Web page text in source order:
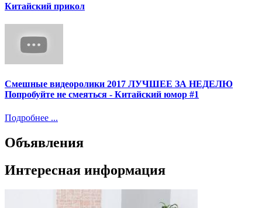
Китайский прикол
Смешные видеоролики 2017 ЛУЧШЕЕ ЗА НЕДЕЛЮ
Попробуйте не смеяться - Китайский юмор #1
Подробнее ...
Объявления
Интересная информация